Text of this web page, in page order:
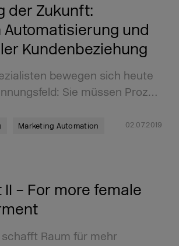
der Zukunft:
und
Kundenbeziehung
bewegen sich heute
Sie müssen Proz…
Marketing Automation 02.07.2019
– For more female
schafft Raum für mehr